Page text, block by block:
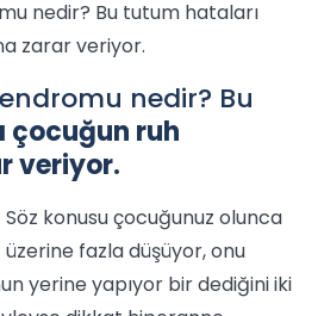
nedir? Bu tutum hataları
zarar veriyor.
nedir? Bu
çocuğun ruh
veriyor.
Söz konusu çocuğunuz olunca
üzerine fazla düşüyor, onu
yerine yapıyor bir dediğini iki